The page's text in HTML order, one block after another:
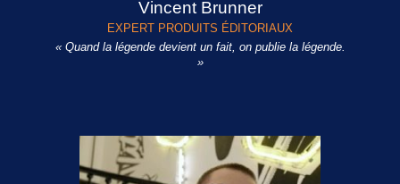
Vincent Brunner
EXPERT PRODUITS ÉDITORIAUX
« Quand la légende devient un fait, on publie la légende.
»